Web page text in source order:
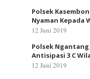
Polsek
Nyaman Kepada
12 Juni 2019
Polsek
Antisipasi 3 C
12 Juni 2019